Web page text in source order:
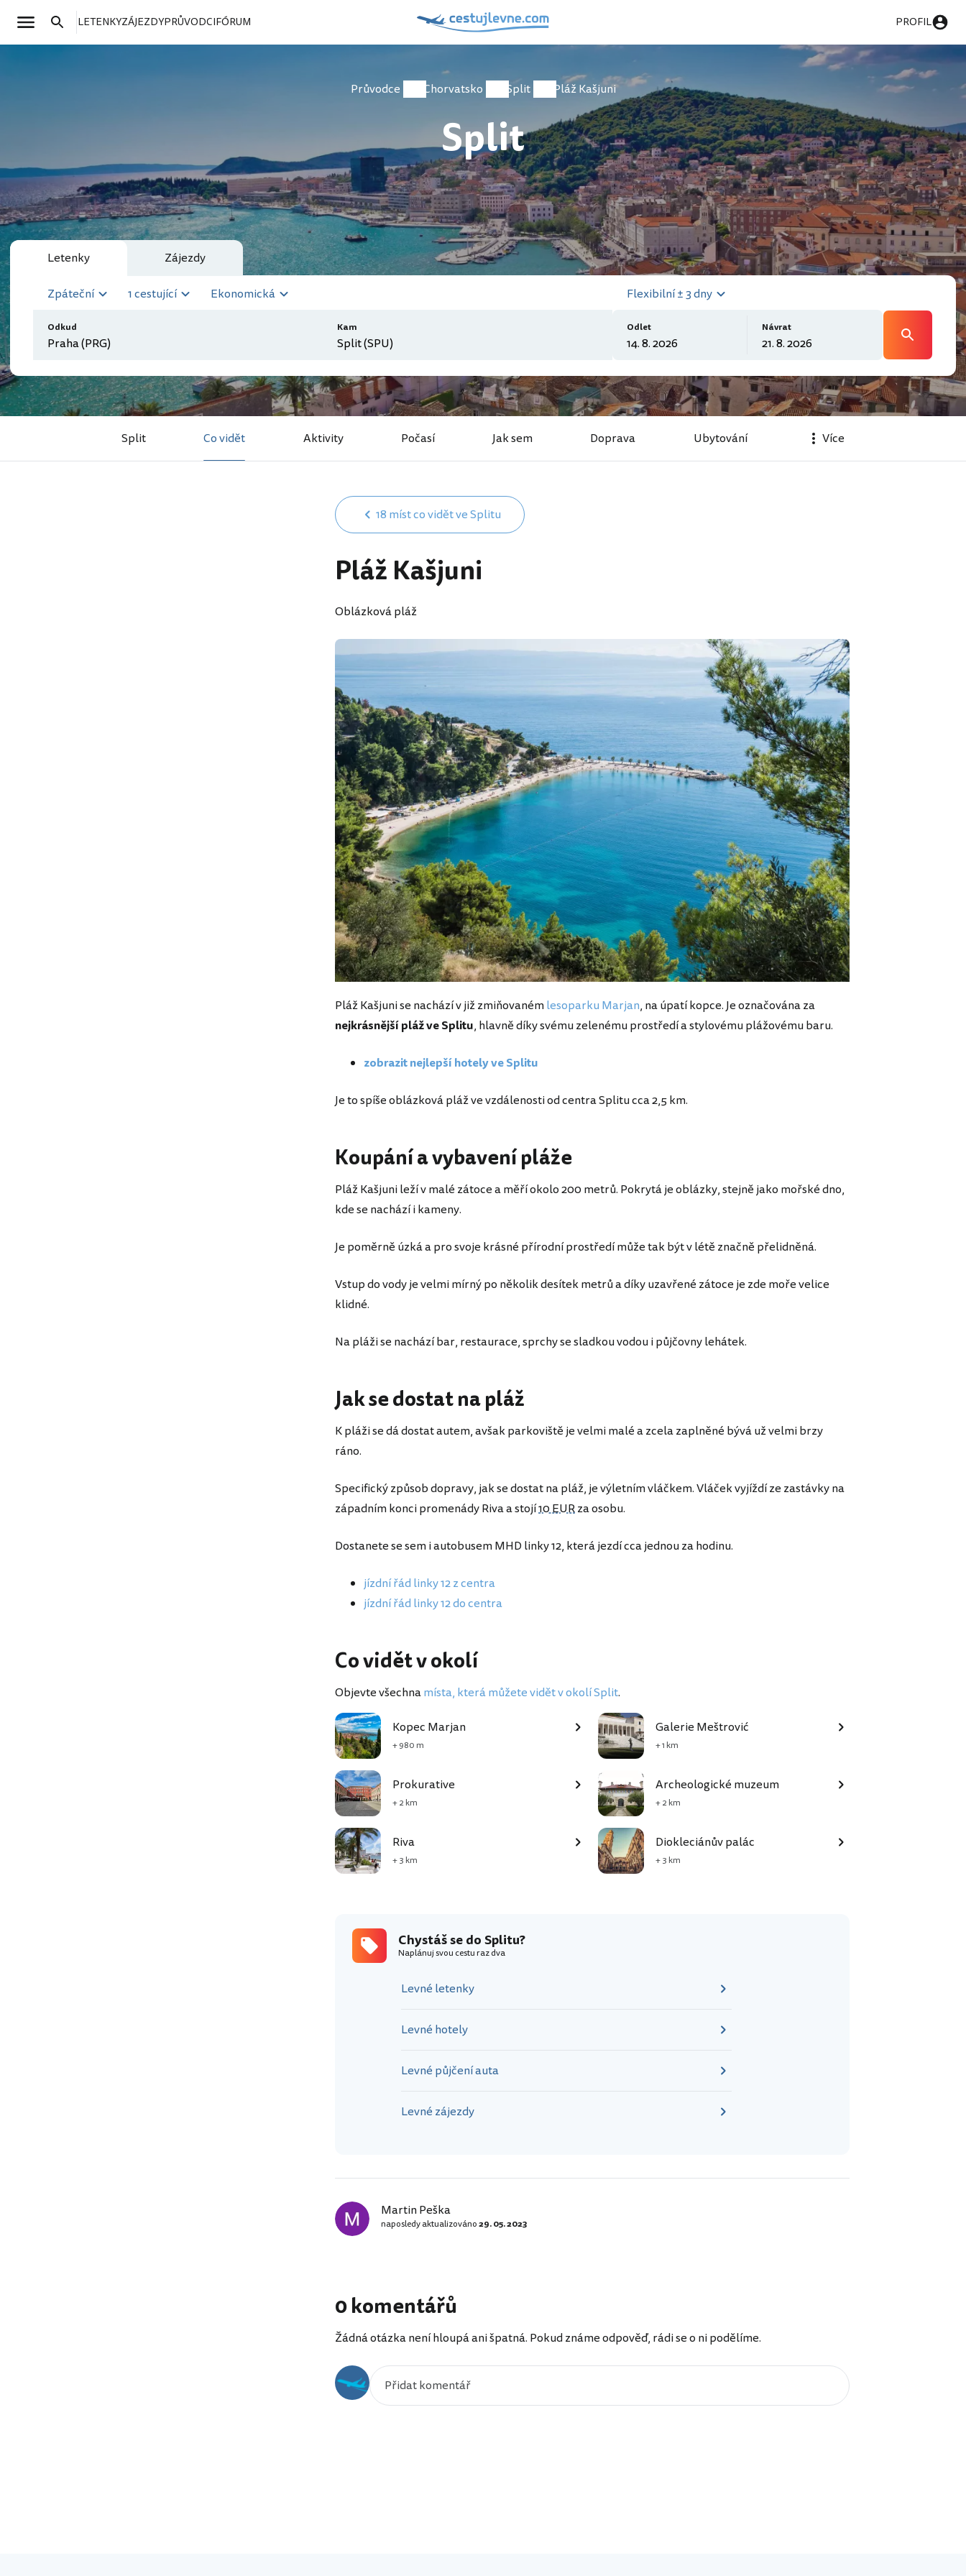
LETENKYZÁJEZDYPRŮVODCIFÓRUM PROFIL
Průvodce Chorvatsko Split Pláž Kašjuni
Split
Letenky Zájezdy
Zpáteční 1 cestující Ekonomická
Odkud Kam
Flexibilní ± 3 dny
Odlet Návrat
Split Co vidět Aktivity Počasí Jak sem Doprava Ubytování Více
18 míst co vidět ve Splitu
Pláž Kašjuni
Oblázková pláž
Pláž Kašjuni se nachází v již zmiňovanémlesoparku Marjan, na úpatí kopce. Je označována za
nejkrásnější pláž ve Splitu, hlavně díky svému zelenému prostředí a stylovému plážovému baru.
zobrazit nejlepší hotely ve Splitu
Je to spíše oblázková pláž ve vzdálenosti od centra Splitu cca 2,5 km.
Koupání a vybavení pláže
Pláž Kašjuni leží v malé zátoce a měří okolo 200 metrů. Pokrytá je oblázky, stejně jako mořské dno,
kde se nachází i kameny.
Je poměrně úzká a pro svoje krásné přírodní prostředí může tak být v létě značně přelidněná.
Vstup do vody je velmi mírný po několik desítek metrů a díky uzavřené zátoce je zde moře velice
klidné.
Na pláži se nachází bar, restaurace, sprchy se sladkou vodou i půjčovny lehátek.
Jak se dostat na pláž
K pláži se dá dostat autem, avšak parkoviště je velmi malé a zcela zaplněné bývá už velmi brzy
ráno.
Specifický způsob dopravy, jak se dostat na pláž, je výletním vláčkem. Vláček vyjíždí ze zastávky na
západním konci promenády Riva a stojí10 EURza osobu.
Dostanete se sem i autobusem MHD linky 12, která jezdí cca jednou za hodinu.
jízdní řád linky 12 z centra
jízdní řád linky 12 do centra
Co vidět v okolí
Objevte všechnamísta, která můžete vidět v okolí Split.
Kopec Marjan
+ 980 m
Galerie Meštrović
+ 1 km
Prokurative
+ 2 km
Archeologické muzeum
+ 2 km
Riva
+ 3 km
Diokleciánův palác
+ 3 km
Chystáš se do Splitu?
Naplánuj svou cestu raz dva
Levné letenky
Levné hotely
Levné půjčení auta
Levné zájezdy
Martin Peška
naposledy aktualizováno29. 05. 2023
0 komentářů
Žádná otázka není hloupá ani špatná. Pokud známe odpověď, rádi se o ni podělíme.